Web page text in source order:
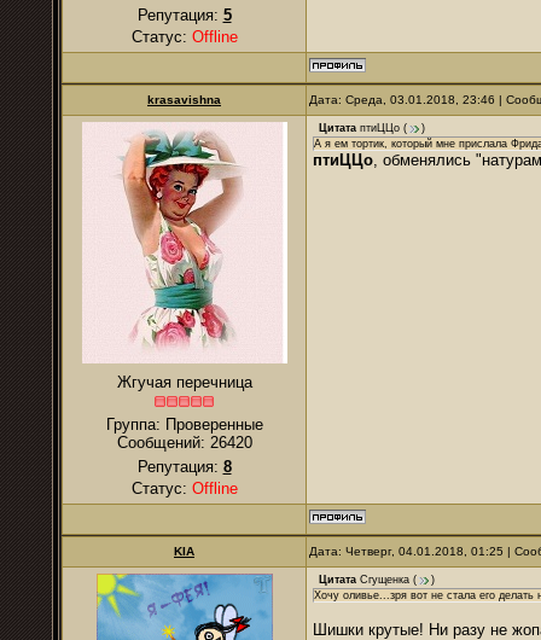
Репутация: 5
Статус: Offline
krasavishna Дата: Среда, 03.01.2018, 23:46 |
Жгучая перечница
Группа: Проверенные
Сообщений: 26420
Репутация: 8
Статус: Offline
Цитата птиЦЦо (
)
А я ем тортик, который мне прислала
птиЦЦо, обменялись
KIA Дата: Четверг, 04.01.2018, 01:25 |
Цитата Сгущенка (
)
Хочу оливье...зря вот не стала его
Шишки крутые! Ни разу не